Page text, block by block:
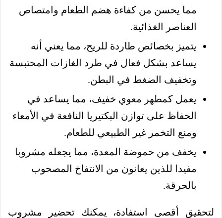
مما يحسن من كفاءة هضم الطعام وامتصاص
العناصر الغذائية.
يتميز بخصائص طاردة للريح، مما يعني أنه
يساعد بشكل فعال في طرد الغازات المحتبسة
وتخفيف الضغط في البطن.
يعمل كمطهر معوي خفيف، مما يساعد في
الحفاظ على توازن البكتيريا النافعة في الأمعاء
ومنع التخمر غير الطبيعي للطعام.
يخفف من حموضة المعدة، مما يجعله مشروبا
مفيدا للذين يعانون من الانتفاخ المصحوب
بالحرقة.
لتحقيق أقصى استفادة، يمكنك تحضير مشروب